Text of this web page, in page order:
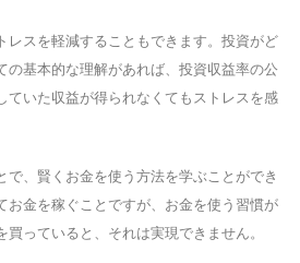
レスを軽減することもできます。投資がど
の基本的な理解があれば、投資収益率の公
ていた収益が得られなくてもストレスを感
で、賢くお金を使う方法を学ぶことができ
お金を稼ぐことですが、お金を使う習慣が
っていると、それは実現できません。